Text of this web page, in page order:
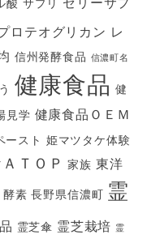
酸 サプリ
ロテオグリカン レ
信州発酵食品 信濃町名
健康食品 健
見学 健康食品ＯＥＭ
ースト 姫マツタケ体験
ＴＯＰ 家族 東洋
酵素 長野県信濃町 霊
霊芝傘 霊芝栽培 霊